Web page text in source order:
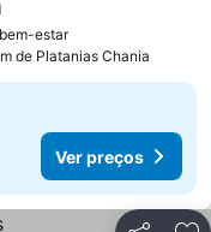
estarVer preços
de Platanias Chania
Ver preços